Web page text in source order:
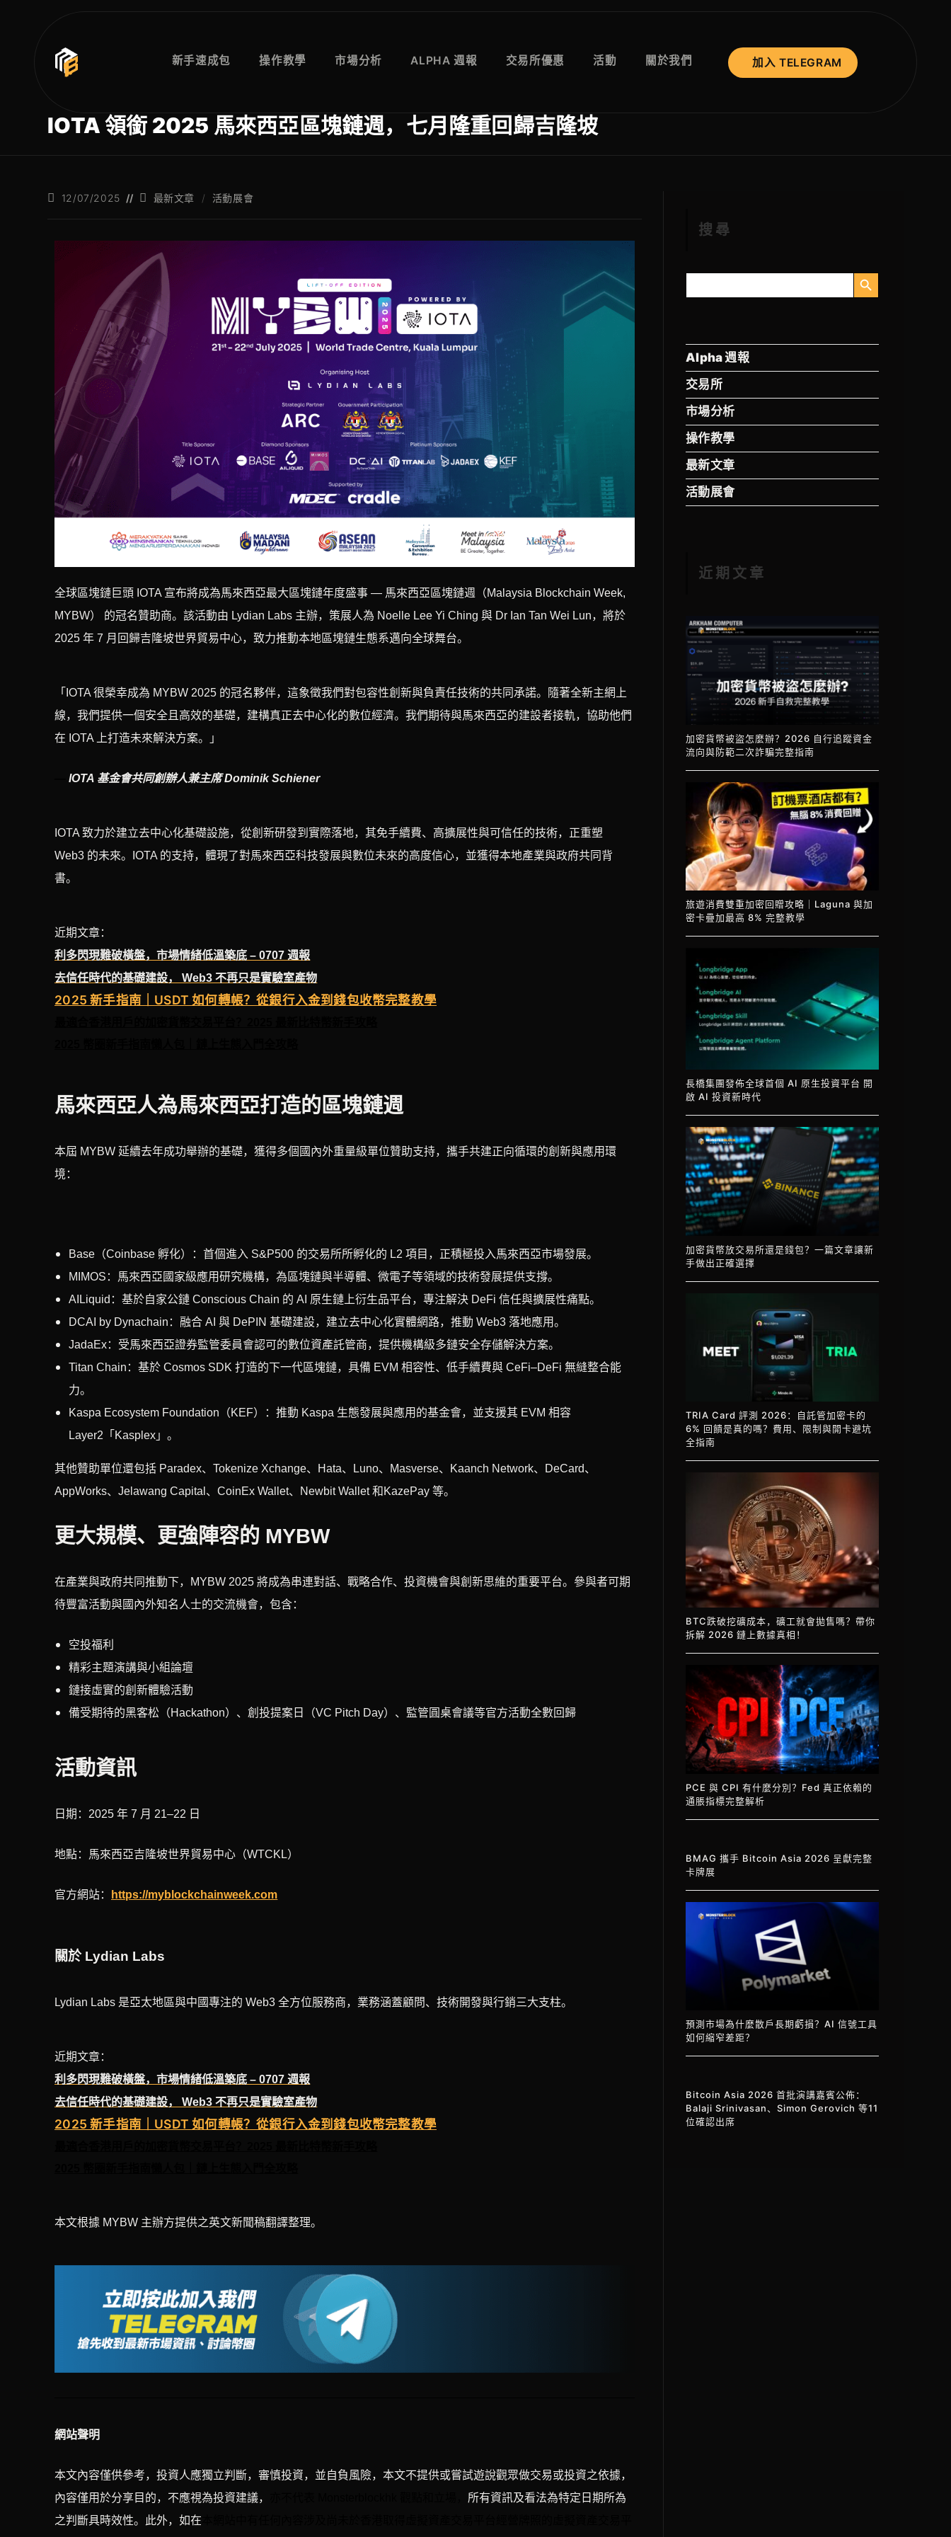
新手速成包 操作教學 市場分析 ALPHA 週報 交易所優惠 活動 關於我們 加入 TELEGRAM
IOTA 領銜 2025 馬來西亞區塊鏈週，七月隆重回歸吉隆坡
12/07/2025 最新文章 / 活動展會
全球區塊鏈巨頭 IOTA 宣布將成為馬來西亞最大區塊鏈年度盛事 — 馬來西亞區塊鏈週（Malaysia Blockchain Week,
MYBW） 的冠名贊助商。該活動由 Lydian Labs 主辦，策展人為 Noelle Lee Yi Ching 與 Dr Ian Tan Wei Lun，將於
2025 年 7 月回歸吉隆坡世界貿易中心，致力推動本地區塊鏈生態系邁向全球舞台。
「IOTA 很榮幸成為 MYBW 2025 的冠名夥伴，這象徵我們對包容性創新與負責任技術的共同承諾。隨著全新主網上
線，我們提供一個安全且高效的基礎，建構真正去中心化的數位經濟。我們期待與馬來西亞的建設者接軌，協助他們
在 IOTA 上打造未來解決方案。」
—IOTA 基金會共同創辦人兼主席 Dominik Schiener
IOTA 致力於建立去中心化基礎設施，從創新研發到實際落地，其免手續費、高擴展性與可信任的技術，正重塑
Web3 的未來。IOTA 的支持，體現了對馬來西亞科技發展與數位未來的高度信心，並獲得本地產業與政府共同背
書。
近期文章：
利多閃現難破橫盤，市場情緒低溫築底 – 0707 週報
去信任時代的基礎建設， Web3 不再只是實驗室產物
2025 新手指南｜USDT 如何轉帳？從銀行入金到錢包收幣完整教學
馬來西亞人為馬來西亞打造的區塊鏈週
本屆 MYBW 延續去年成功舉辦的基礎，獲得多個國內外重量級單位贊助支持，攜手共建正向循環的創新與應用環
境：
Base（Coinbase 孵化）：首個進入 S&P500 的交易所所孵化的 L2 項目，正積極投入馬來西亞市場發展。
MIMOS：馬來西亞國家級應用研究機構，為區塊鏈與半導體、微電子等領域的技術發展提供支撐。
AILiquid：基於自家公鏈 Conscious Chain 的 AI 原生鏈上衍生品平台，專注解決 DeFi 信任與擴展性痛點。
DCAI by Dynachain：融合 AI 與 DePIN 基礎建設，建立去中心化實體網路，推動 Web3 落地應用。
JadaEx：受馬來西亞證券監管委員會認可的數位資產託管商，提供機構級多鏈安全存儲解決方案。
Titan Chain：基於 Cosmos SDK 打造的下一代區塊鏈，具備 EVM 相容性、低手續費與 CeFi–DeFi 無縫整合能
力。
Kaspa Ecosystem Foundation（KEF）：推動 Kaspa 生態發展與應用的基金會，並支援其 EVM 相容
Layer2「Kasplex」。
其他贊助單位還包括 Paradex、Tokenize Xchange、Hata、Luno、Masverse、Kaanch Network、DeCard、
AppWorks、Jelawang Capital、CoinEx Wallet、Newbit Wallet 和KazePay 等。
更大規模、更強陣容的 MYBW
在產業與政府共同推動下，MYBW 2025 將成為串連對話、戰略合作、投資機會與創新思維的重要平台。參與者可期
待豐富活動與國內外知名人士的交流機會，包含：
空投福利
精彩主題演講與小組論壇
鏈接虛實的創新體驗活動
備受期待的黑客松（Hackathon）、創投提案日（VC Pitch Day）、監管圓桌會議等官方活動全數回歸
活動資訊
日期：2025 年 7 月 21–22 日
地點：馬來西亞吉隆坡世界貿易中心（WTCKL）
官方網站： https://myblockchainweek.com
關於 Lydian Labs
Lydian Labs 是亞太地區與中國專注的 Web3 全方位服務商，業務涵蓋顧問、技術開發與行銷三大支柱。
近期文章：
利多閃現難破橫盤，市場情緒低溫築底 – 0707 週報
去信任時代的基礎建設， Web3 不再只是實驗室產物
2025 新手指南｜USDT 如何轉帳？從銀行入金到錢包收幣完整教學
本文根據 MYBW 主辦方提供之英文新聞稿翻譯整理。
網站聲明
本文內容僅供參考，投資人應獨立判斷，審慎投資，並自負風險，本文不提供或嘗試遊說觀眾做交易或投資之依據，
內容僅用於分享目的，不應視為投資建議，
所有資訊及看法為特定日期所為
之判斷具時效性。此外，如在
搜尋
搜
搜索按钮
Alpha 週報
交易所
市場分析
操作教學
最新文章
活動展會
近期文章
加密貨幣被盜怎麼辦？2026 自行追蹤資金
流向與防範二次詐騙完整指南
旅遊消費雙重加密回贈攻略｜Laguna 與加
密卡疊加最高 8% 完整教學
長橋集團發佈全球首個 AI 原生投資平台 開
啟 AI 投資新時代
加密貨幣放交易所還是錢包？一篇文章讓新
手做出正確選擇
TRIA Card 評測 2026：自託管加密卡的
6% 回饋是真的嗎？費用、限制與開卡避坑
全指南
BTC跌破挖礦成本，礦工就會拋售嗎？帶你
拆解 2026 鏈上數據真相！
PCE 與 CPI 有什麼分別？Fed 真正依賴的
通脹指標完整解析
BMAG 攜手 Bitcoin Asia 2026 呈獻完整
卡牌展
預測市場為什麼散戶長期虧損？AI 信號工具
如何縮窄差距？
Bitcoin Asia 2026 首批演講嘉賓公佈：
Balaji Srinivasan、Simon Gerovich 等11
位確認出席